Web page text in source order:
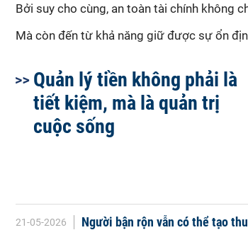
Bởi suy cho cùng, an toàn tài chính không
Mà còn đến từ khả năng giữ được sự ổn
Quản lý tiền không phải là
tiết kiệm, mà là quản trị
cuộc sống
21-05-2026 Người bận rộn vẫn có thể tạo